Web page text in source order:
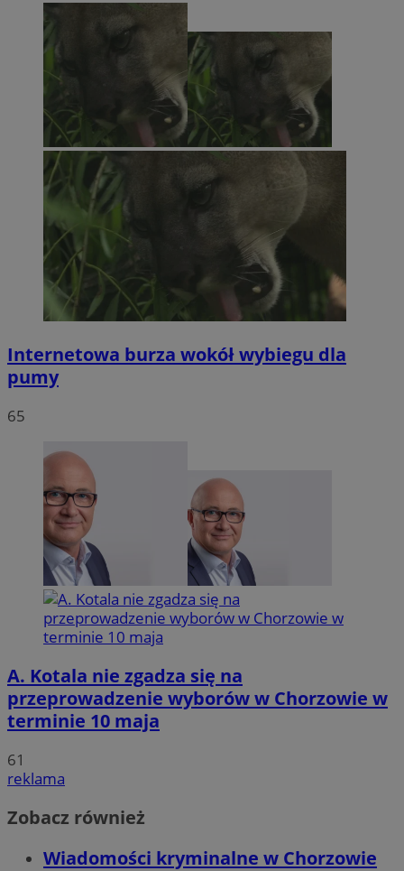
Internetowa burza wokół wybiegu dla
pumy
65
A. Kotala nie zgadza się na
przeprowadzenie wyborów w Chorzowie w
terminie 10 maja
61
reklama
Zobacz również
Wiadomości kryminalne w Chorzowie